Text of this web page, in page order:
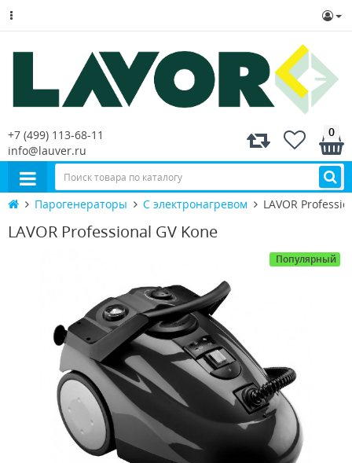
+7 (499) 113-68-11
info@lauver.ru
0
Парогенераторы С электронагревом LAVOR
LAVOR Professional GV Kone
Популярный